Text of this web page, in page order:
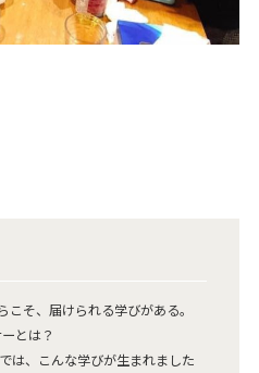
そ、届けられる学びがある。
とは？
は、こんな学びが生まれました